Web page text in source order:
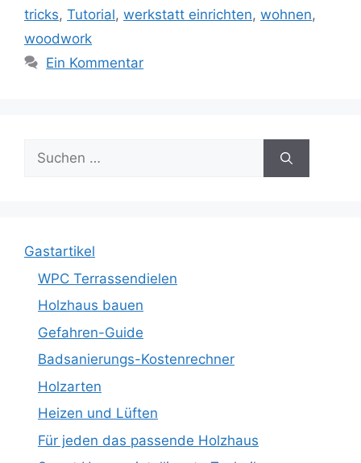
tricks, Tutorial, werkstatt einrichten, wohnen,
woodwork
Ein Kommentar
Suche
nach:
Gastartikel
WPC Terrassendielen
Holzhaus bauen
Gefahren-Guide
Badsanierungs-Kostenrechner
Holzarten
Heizen und Lüften
Für jeden das passende Holzhaus